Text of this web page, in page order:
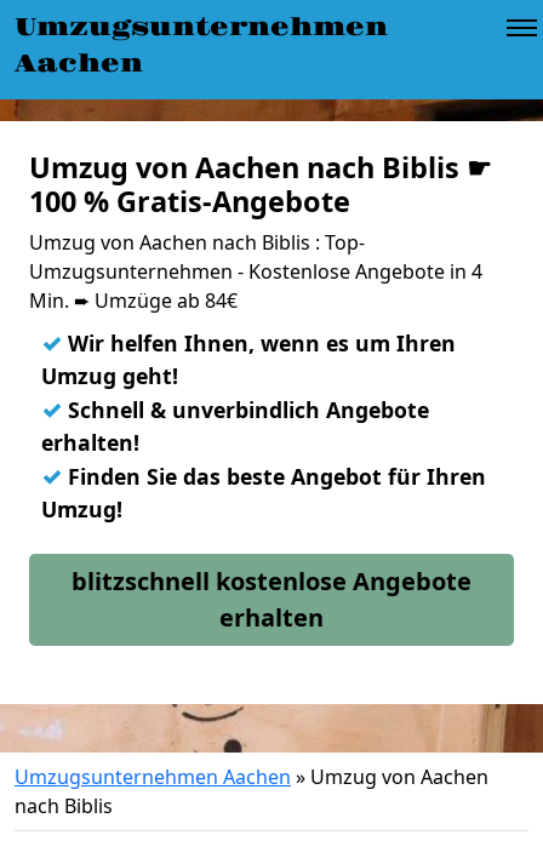
Umzugsunternehmen
Aachen
Umzug von Aachen nach Biblis ☛
100 % Gratis-Angebote
Umzug von Aachen nach Biblis : Top-
Umzugsunternehmen - Kostenlose Angebote in 4
Min. ➨ Umzüge ab 84€
✓ Wir helfen Ihnen, wenn es um Ihren
Umzug geht!
✓ Schnell & unverbindlich Angebote
erhalten!
✓ Finden Sie das beste Angebot für Ihren
Umzug!
blitzschnell kostenlose Angebote
erhalten
Umzugsunternehmen Aachen » Umzug von Aachen
nach Biblis